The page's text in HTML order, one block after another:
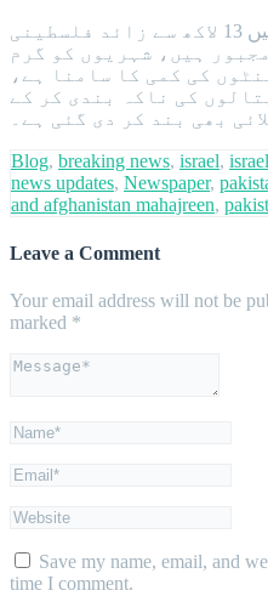
عرب میڈیا کے مطابق رفاہ میں 13 لاکھ سے زائد فلسطینی
ہیں، شہریوں کو گرم
کی کمی کا سامنا ہے،
کی ناکہ بندی کر کے
بھی بند کر دی گئی ہے۔
Blog, breaking news, israel,
news updates, Newspaper,
and afghanistan mahajreen,
Leave a Comment
Your email address will not be
marked *
Save my name, email, and
time I comment.